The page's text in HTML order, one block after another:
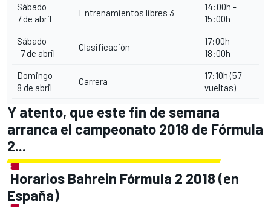
Sábado
7 de abril
Entrenamientos libres 3
14:00h -
15:00h
Sábado
7 de abril
Clasificación
17:00h -
18:00h
Domingo
8 de abril
Carrera
17:10h (57
vueltas)
Y atento, que este fin de semana
arranca el campeonato 2018 de Fórmula
2...
Horarios Bahrein Fórmula 2 2018 (en
España)